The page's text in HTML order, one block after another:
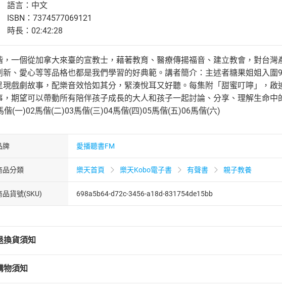
語言：中文
ISBN：7374577069121
時長：02:42:28
，一個從加拿大來臺的宣教士，藉著教育、醫療傳揚福音、建立教會，對台
新、愛心等等品格也都是我們學習的好典範。講者簡介：主述者糖果姐姐入
現戲劇故事，配樂音效恰如其分，緊湊悅耳又好聽。每集附「甜蜜叮嚀」，
，期望可以帶動所有陪伴孩子成長的大人和孩子一起討論、分享、理解生命
偕(一)02馬偕(二)03馬偕(三)04馬偕(四)05馬偕(五)06馬偕(六)
牌 愛播聽書FM
品分類 樂天首頁 樂天Kobo電子書 有聲書 親子教養
品貨號(SKU) 698a5b64-d72c-3456-a18d-831754de15bb
換貨須知
退換貨規定：
(一)依消費者保護法第19條第1項後段暨通訊交易解除權合理例外情事適用
物須知